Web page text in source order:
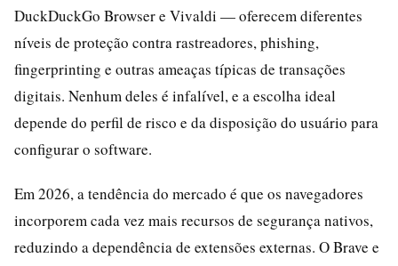
DuckDuckGo Browser e Vivaldi — oferecem diferentes
níveis de proteção contra rastreadores, phishing,
fingerprinting e outras ameaças típicas de transações
digitais. Nenhum deles é infalível, e a escolha ideal
depende do perfil de risco e da disposição do usuário para
configurar o software.
Em 2026, a tendência do mercado é que os navegadores
incorporem cada vez mais recursos de segurança nativos,
reduzindo a dependência de extensões externas. O Brave e